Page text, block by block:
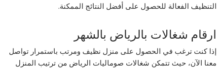
التنظيف الفعالة للحصول على أفضل النتائج الممكنة.
ارقام شغالات بالرياض بالشهر
إذا كنت ترغب في الحصول على منزل نظيف ومرتب باستمرار تواصل
معنا الآن، حيث تتمكن شغالات صوماليات الرياض من ترتيب المنزل